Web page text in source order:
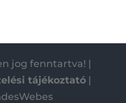
jog fenntartva! |
tájékoztató |